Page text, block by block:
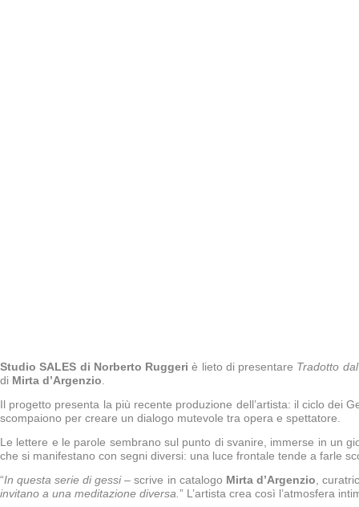
Studio SALES di Norberto Ruggeri è lieto di presentare Tradotto
di Mirta d’Argenzio
Il progetto presenta la più recente produzione dell’artista: il ciclo dei
scompaiono per creare un dialogo mutevole tra opera e spettatore.
Le lettere e le parole sembrano sul punto di svanire, immerse in un
che si manifestano con segni diversi: una luce frontale tende a farle
“In questa serie di gessi –scrive in catalogo Mirta d’Argenzio ,
invitano a una meditazione diversa. ” L’artista crea così l’atmosfera